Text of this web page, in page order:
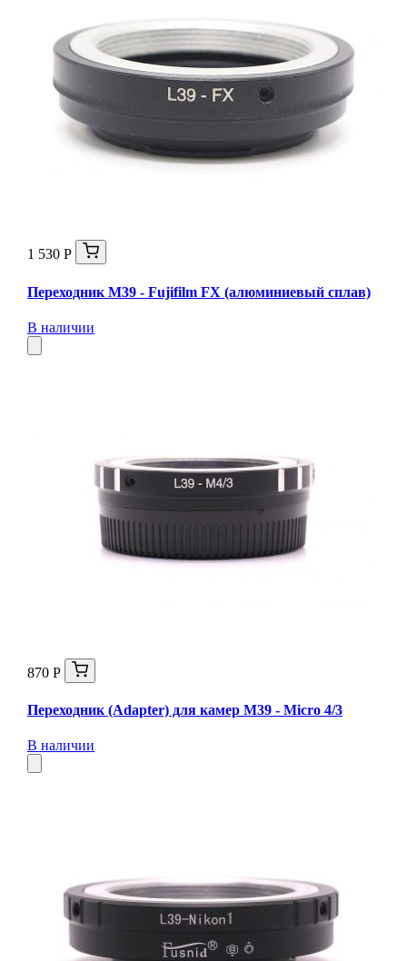
1 530 Р
Переходник M39 - Fujifilm FX (алюминиевый сплав)
В наличии
870 Р
Переходник (Adapter) для камер M39 - Micro 4/3
В наличии